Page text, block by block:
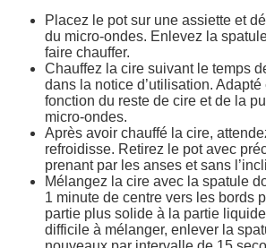
Placez le pot sur une assiette et
du micro-ondes. Enlevez la
faire chauffer.
Chauffez la cire suivant le temps
dans la notice d’utilisation. Adapté
fonction du reste de cire et de la
micro-ondes.
Après avoir chauffé la cire,
refroidisse. Retirez le pot avec
prenant par les anses et sans
Mélangez la cire avec la spatule
1 minute de centre vers les bords
partie plus solide à la partie
difficile à mélanger, enlever la